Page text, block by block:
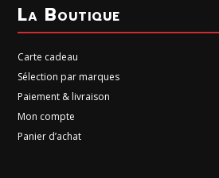
La Boutique
Carte cadeau
Sélection par marques
Paiement & livraison
Mon compte
Panier d’achat